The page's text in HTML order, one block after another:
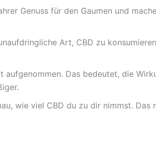
Genuss für den Gaumen und
Art, CBD zu
aufgenommen. Das bedeutet, die
wie viel CBD du zu dir nimmst. Das